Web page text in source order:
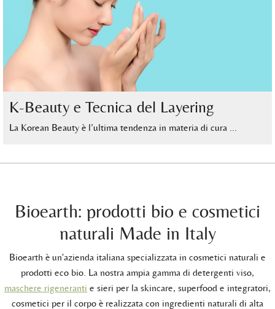
K-Beauty e Tecnica del Layering
La Korean Beauty è l’ultima tendenza in materia di cura …
Bioearth: prodotti bio e cosmetici
naturali Made in Italy
Bioearth è un'azienda italiana specializzata in cosmetici naturali e
prodotti eco bio. La nostra ampia gamma di detergenti viso,
maschere rigeneranti e sieri per la skincare, superfood e integratori,
cosmetici per il corpo è realizzata con ingredienti naturali di alta